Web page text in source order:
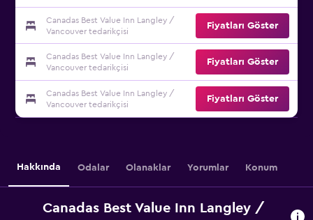
Canadas Best Value Inn Langley /
Vancouver tedarikçisi
Fiyatları Göster
Canadas Best Value Inn Langley /
Vancouver tedarikçisi
Fiyatları Göster
Canadas Best Value Inn Langley /
Vancouver tedarikçisi
Fiyatları Göster
Hakkında Odalar Olanaklar Yorumlar Konum
Canadas Best Value Inn Langley /